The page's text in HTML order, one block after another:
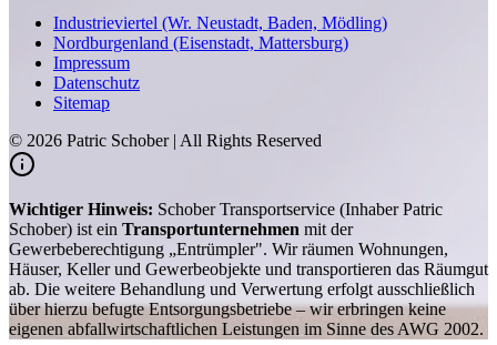
Industrieviertel (Wr. Neustadt, Baden, Mödling)
Nordburgenland (Eisenstadt, Mattersburg)
Impressum
Datenschutz
Sitemap
© 2026 Patric Schober | All Rights Reserved
Wichtiger Hinweis: Schober Transportservice (Inhaber Patric
Schober) ist ein Transportunternehmen mit der
Gewerbeberechtigung „Entrümpler". Wir räumen Wohnungen,
Häuser, Keller und Gewerbeobjekte und transportieren das Räumgut
ab. Die weitere Behandlung und Verwertung erfolgt ausschließlich
über hierzu befugte Entsorgungsbetriebe – wir erbringen keine
eigenen abfallwirtschaftlichen Leistungen im Sinne des AWG 2002.